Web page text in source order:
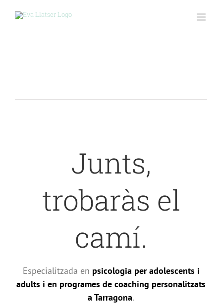
Junts,
trobaràs el
camí.
Especialitzada en psicologia per adolescents i
adults i en programes de coaching personalitzats
a Tarragona.